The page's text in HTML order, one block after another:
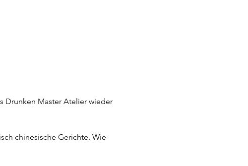
Drunken Master Atelier wieder
chinesische Gerichte. Wie